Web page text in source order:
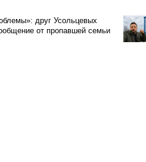
друг Усольцевых
от пропавшей семьи